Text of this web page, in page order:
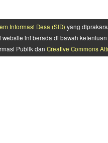
Informasi Desa (SID) yang
website ini berada di bawah
Publik dan Creative Commons